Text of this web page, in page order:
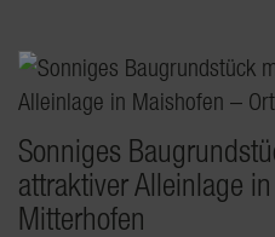
Sonniges
attraktiver Alleinlage
Mitterhofen